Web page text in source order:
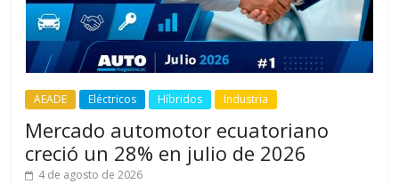
AEADE Eléctricos Híbridos Industria
Mercado automotor ecuatoriano
creció un 28% en julio de 2026
4 de agosto de 2026